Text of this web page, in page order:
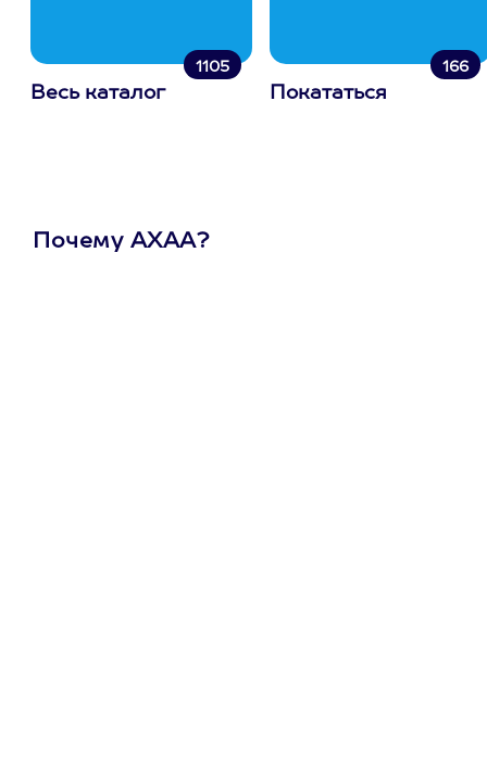
1105
Весь каталог
166
Покататься
Почему АХАА?